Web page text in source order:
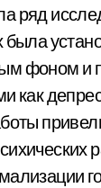
ряд
была
фоном и
как